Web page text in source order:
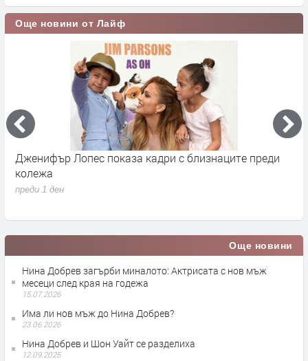
Още новини от Лайф
Дженифър Лопес показа кадри с близнаците преди
колежа
преди 1 ден
Още новини
Нина Добрев загърби миналото: Актрисата с нов мъж
месеци след края на годежа
15.07.2026
Има ли нов мъж до Нина Добрев?
23.06.2026
Нина Добрев и Шон Уайт се разделиха
12.09.2025